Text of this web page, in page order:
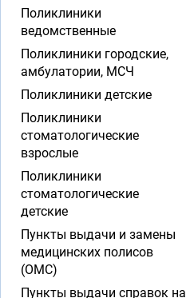
Поликлиники
ведомственные
Поликлиники городские,
амбулатории, МСЧ
Поликлиники детские
Поликлиники
стоматологические
взрослые
Поликлиники
стоматологические
детские
Пункты выдачи и замены
медицинских полисов
(ОМС)
Пункты выдачи справок на